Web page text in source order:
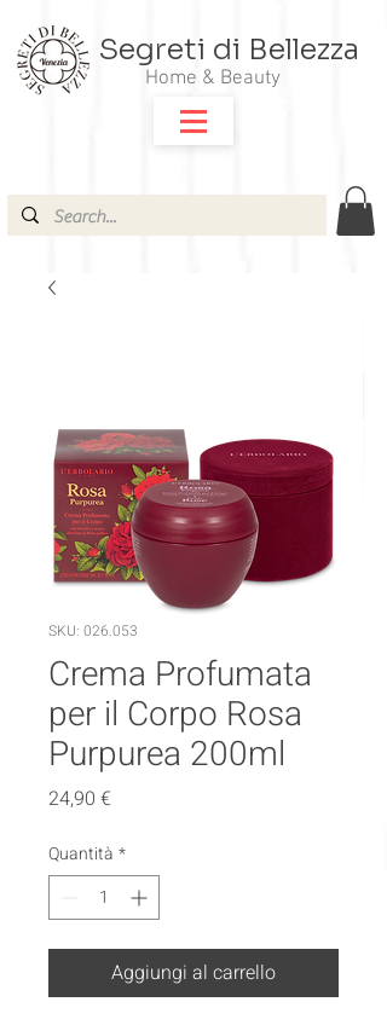
Segreti di Bellezza
Home & Beauty
SKU: 026.053
Crema Profumata
per il Corpo Rosa
Purpurea 200ml
24,90 €
Quantità *
Aggiungi al carrello